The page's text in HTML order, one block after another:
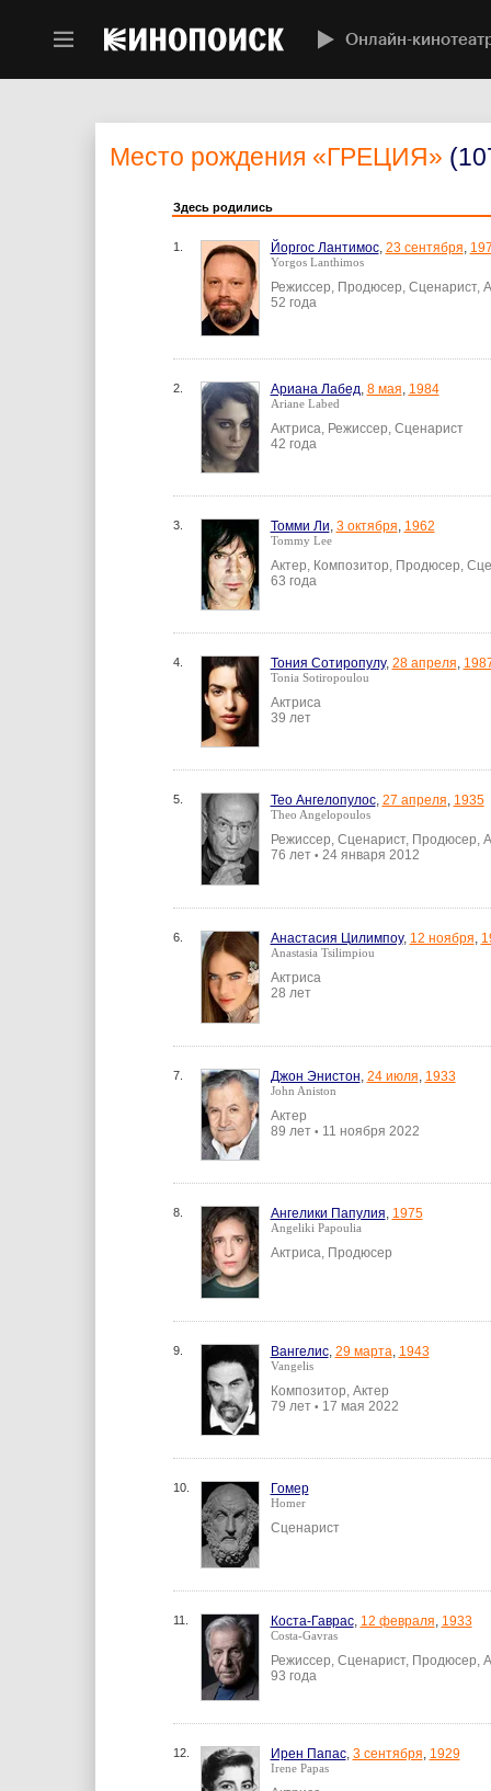
Онлайн-
Место рождения «ГРЕЦИЯ»
Здесь родились
1. Йоргос Лантимос, 23 сентября,
Yorgos Lanthimos
Режиссер, Продюсер, Сценарист,
52 года
2. Ариана Лабед, 8 мая, 1984
Ariane Labed
Актриса, Режиссер, Сценарист
42 года
3. Томми Ли, 3 октября, 1962
Tommy Lee
Актер, Композитор, Продюсер,
63 года
4. Тония Сотиропулу, 28 апреля,
Tonia Sotiropoulou
Актриса
39 лет
5. Тео Ангелопулос, 27 апреля, 1935
Theo Angelopoulos
Режиссер, Сценарист, Продюсер,
76 лет • 24 января 2012
6. Анастасия Цилимпоу, 12 ноября,
Anastasia Tsilimpiou
Актриса
28 лет
7. Джон Энистон, 24 июля, 1933
John Aniston
Актер
89 лет • 11 ноября 2022
8. Ангелики Папулия, 1975
Angeliki Papoulia
Актриса, Продюсер
9. Вангелис, 29 марта, 1943
Vangelis
Композитор, Актер
79 лет • 17 мая 2022
10. Гомер
Homer
Сценарист
11. Коста-Гаврас, 12 февраля, 1933
Costa-Gavras
Режиссер, Сценарист, Продюсер,
93 года
12. Ирен Папас, 3 сентября, 1929
Irene Papas